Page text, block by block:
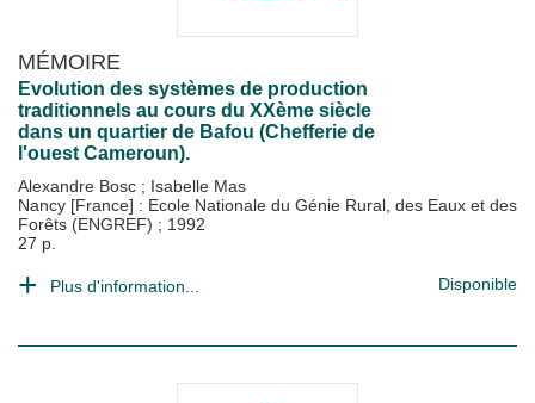
MÉMOIRE
Evolution des systèmes de production
traditionnels au cours du XXème siècle
dans un quartier de Bafou (Chefferie de
l'ouest Cameroun).
Alexandre Bosc ; Isabelle Mas
Nancy [France] : Ecole Nationale du Génie Rural, des Eaux et des
Forêts (ENGREF) ; 1992
27 p.
Plus d'information... Disponible